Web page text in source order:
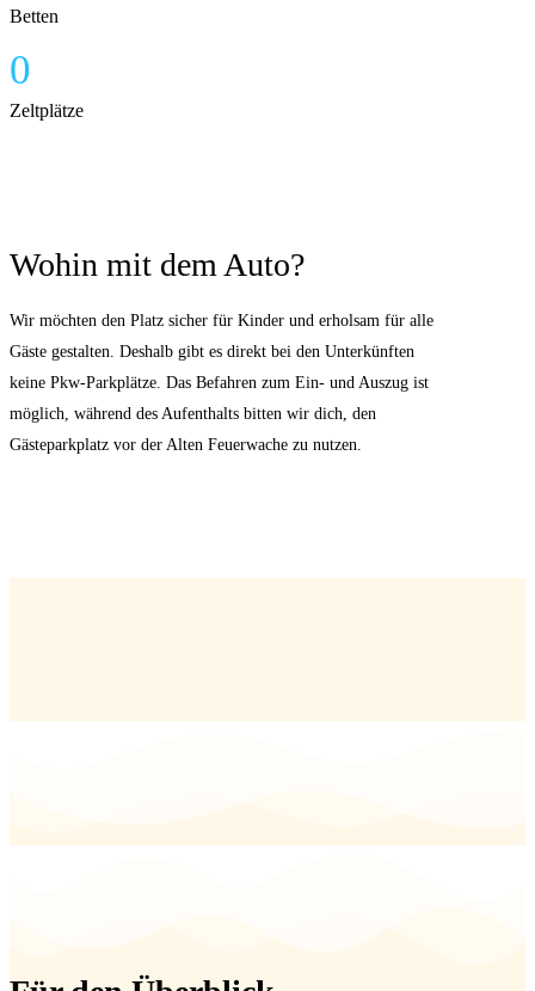
Betten
0
Zeltplätze
Wohin mit dem Auto?
Wir möchten den Platz sicher für Kinder und erholsam für alle
Gäste gestalten. Deshalb gibt es direkt bei den Unterkünften
keine Pkw-Parkplätze. Das Befahren zum Ein- und Auszug ist
möglich, während des Aufenthalts bitten wir dich, den
Gästeparkplatz vor der Alten Feuerwache zu nutzen.